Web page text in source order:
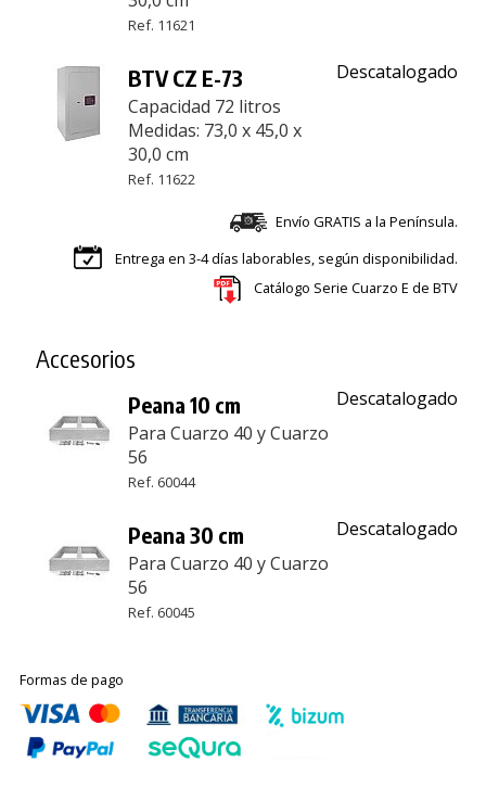
Ref. 11621
BTV CZ E-73
Capacidad 72 litros
Medidas: 73,0 x 45,0 x
30,0 cm
Ref. 11622
Descatalogado
Envío GRATIS a la Península.
Entrega en 3-4 días laborables, según disponibilidad.
Catálogo Serie Cuarzo E de BTV
Accesorios
Peana 10 cm
Para Cuarzo 40 y Cuarzo
56
Ref. 60044
Descatalogado
Peana 30 cm
Para Cuarzo 40 y Cuarzo
56
Ref. 60045
Descatalogado
Formas de pago